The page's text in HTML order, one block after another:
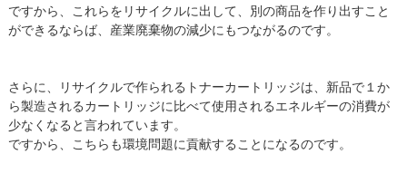
ですから、これらをリサイクルに出して、別の商品を作り出すこと
ができるならば、産業廃棄物の減少にもつながるのです。
さらに、リサイクルで作られるトナーカートリッジは、新品で１か
ら製造されるカートリッジに比べて使用されるエネルギーの消費が
少なくなると言われています。
ですから、こちらも環境問題に貢献することになるのです。